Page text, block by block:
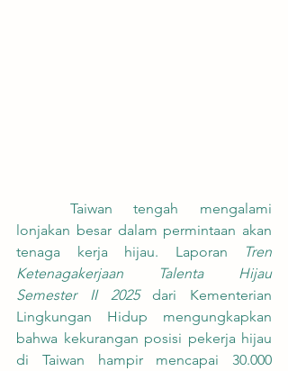
lonjakan besar dalam permintaan akan
tenaga kerja hijau. Laporan
Tren
Ketenagakerjaan Talenta Hijau
Semester II 2025 dari Kementerian
Lingkungan Hidup mengungkapkan
bahwa kekurangan posisi pekerja hijau
di Taiwan hampir mencapai 30.000